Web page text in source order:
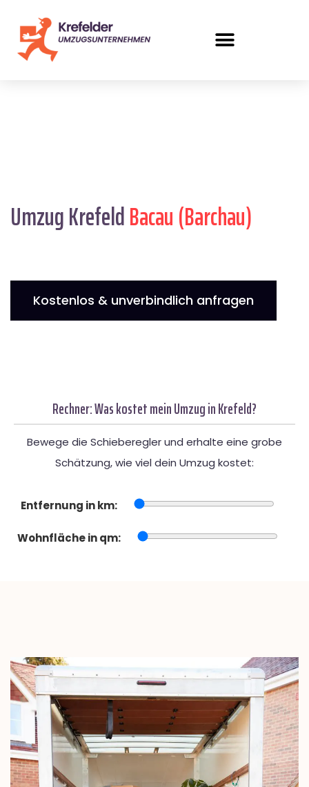
Umzug KrefeldBacau (Barchau)
Kostenlos & unverbindlich anfragen
Rechner: Was kostet mein Umzug in Krefeld?
Bewege die Schieberegler und erhalte eine grobe
Schätzung, wie viel dein Umzug kostet:
Entfernung in km:
Wohnfläche in qm: